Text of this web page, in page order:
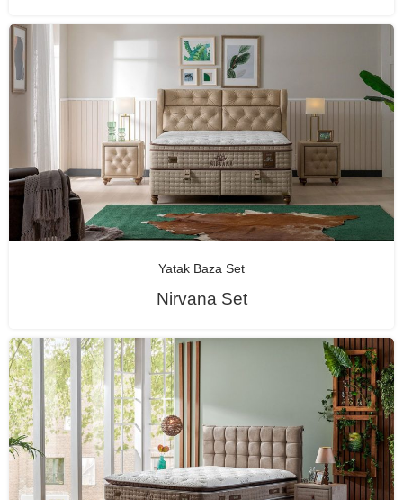
Yatak Baza Set
Nirvana Set